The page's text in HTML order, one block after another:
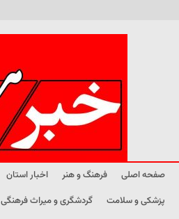
صفحه اصلی فرهنگ و هنر اخبار استان
پزشکی و سلامت
گردشگری و میراث فرهنگی